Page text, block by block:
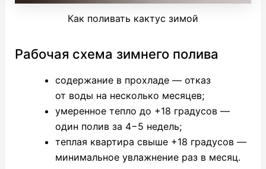
Как поливать кактус зимой
Рабочая схема зимнего полива
содержание в прохладе — отказ
от воды на несколько месяцев;
умеренное тепло до +18 градусов —
один полив за 4−5 недель;
теплая квартира свыше +18 градусов —
минимальное увлажнение раз в месяц.